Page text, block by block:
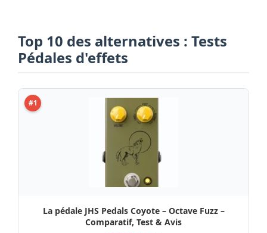
Top 10 des alternatives : Tests
Pédales d'effets
#1
La pédale JHS Pedals Coyote – Octave Fuzz –
Comparatif, Test & Avis